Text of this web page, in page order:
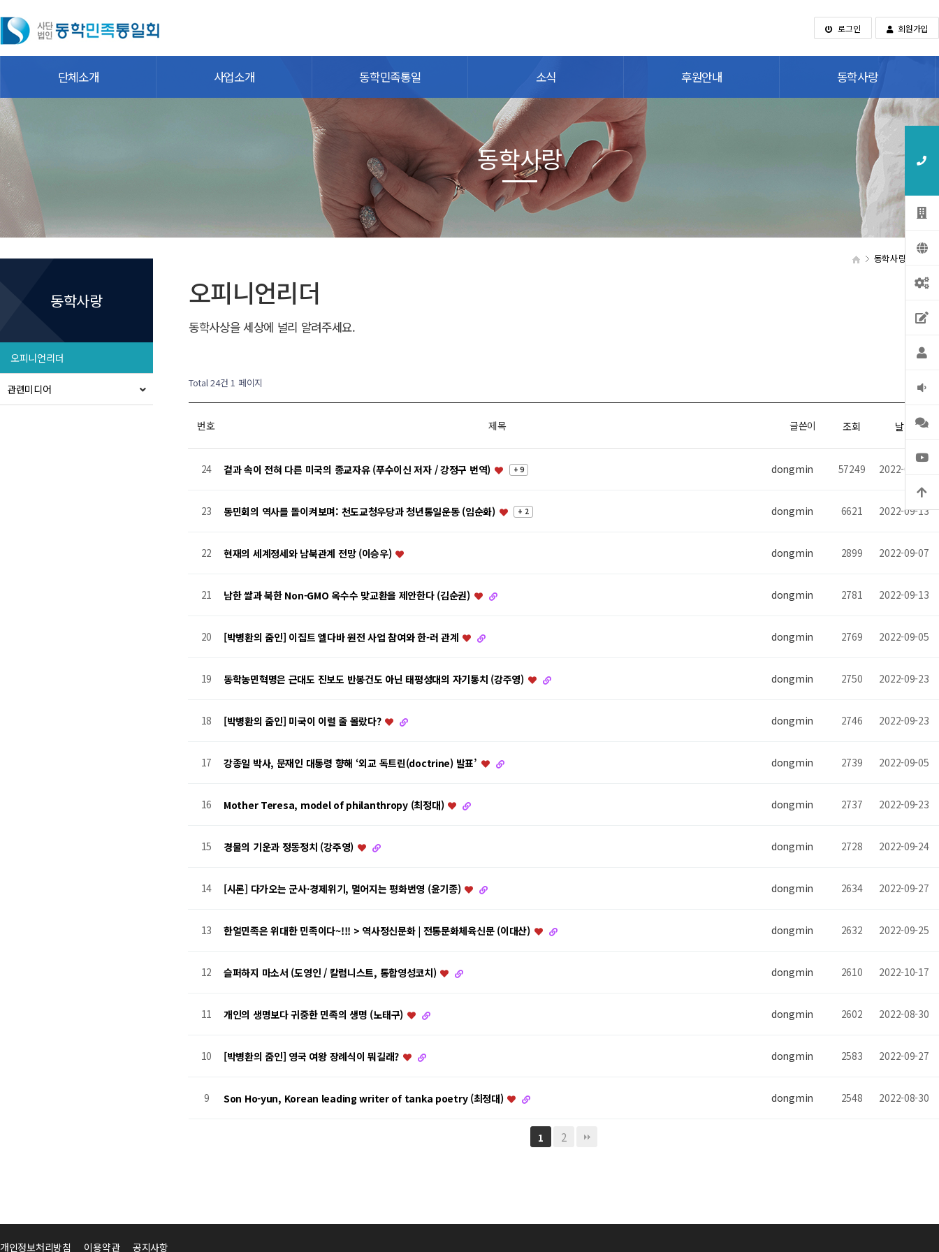
로그인 회원가입
단체소개 사업소개 동학민족통일 소식 후원안내 동학사랑
동학사랑
동학사랑 오
동학사랑
오피니언리더
관련미디어
오피니언리더
동학사상을 세상에 널리 알려주세요.
Total 24건 1 페이지
번호 제목 글쓴이 조회 날짜
24 겉과 속이 전혀 다른 미국의 종교자유 (푸수이신 저자 / 강정구 번역) + 9 dongmin 57249 2022-09-08
23 동민회의 역사를 돌이켜보며: 천도교청우당과 청년통일운동 (임순화) + 2 dongmin 6621 2022-09-13
22 현재의 세계정세와 남북관계 전망 (이승우) dongmin 2899 2022-09-07
21 남한 쌀과 북한 Non-GMO 옥수수 맞교환을 제안한다 (김순권) dongmin 2781 2022-09-13
20 [박병환의 줌인] 이집트 엘다바 원전 사업 참여와 한-러 관계 dongmin 2769 2022-09-05
19 동학농민혁명은 근대도 진보도 반봉건도 아닌 태평성대의 자기통치 (강주영) dongmin 2750 2022-09-23
18 [박병환의 줌인] 미국이 이럴 줄 몰랐다? dongmin 2746 2022-09-23
17 강종일 박사, 문재인 대통령 향해 ‘외교 독트린(doctrine) 발표’ dongmin 2739 2022-09-05
16 Mother Teresa, model of philanthropy (최정대) dongmin 2737 2022-09-23
15 경물의 기운과 정동정치 (강주영) dongmin 2728 2022-09-24
14 [시론] 다가오는 군사·경제위기, 멀어지는 평화번영 (윤기종) dongmin 2634 2022-09-27
13 한얼민족은 위대한 민족이다~!!! > 역사정신문화 | 전통문화체육신문 (이대산) dongmin 2632 2022-09-25
12 슬퍼하지 마소서 (도영인 / 칼럼니스트, 통합영성코치) dongmin 2610 2022-10-17
11 개인의 생명보다 귀중한 민족의 생명 (노태구) dongmin 2602 2022-08-30
10 [박병환의 줌인] 영국 여왕 장례식이 뭐길래? dongmin 2583 2022-09-27
9 Son Ho-yun, Korean leading writer of tanka poetry (최정대) dongmin 2548 2022-08-30
1 2
개인정보처리방침 이용약관 공지사항